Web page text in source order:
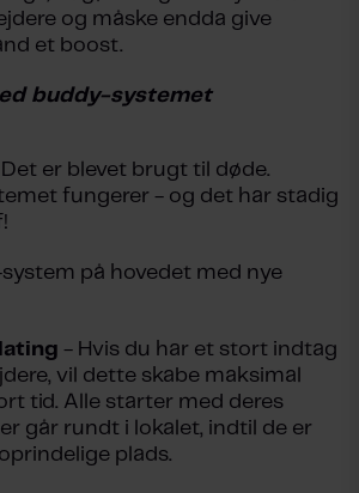
og måske endda give
et boost.
buddy-systemet
er blevet brugt til døde.
fungerer - og det har stadig
på hovedet med nye
- Hvis du har et stort indtag
vil dette skabe maksimal
tid. Alle starter med deres
går rundt i lokalet, indtil de er
plads.